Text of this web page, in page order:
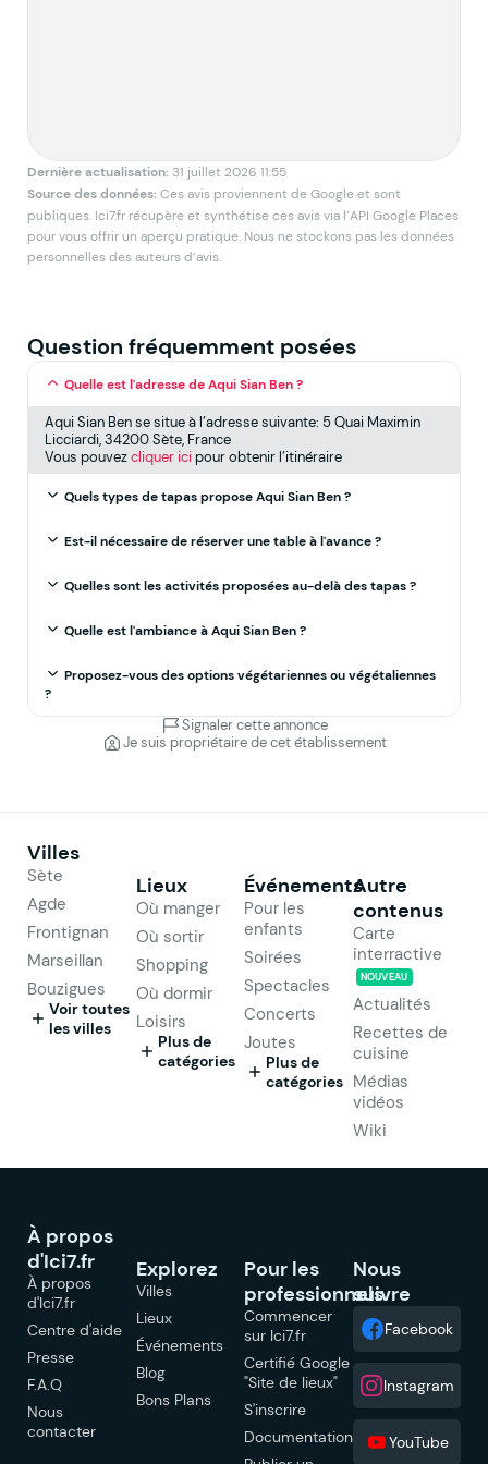
Dernière actualisation: 31 juillet 2026 11:55
Source des données: Ces avis proviennent de Google et sont
publiques. Ici7.fr récupère et synthétise ces avis via l’API Google Places
pour vous offrir un aperçu pratique. Nous ne stockons pas les données
personnelles des auteurs d’avis.
Question fréquemment posées
Quelle est l'adresse de Aqui Sian Ben ?
Aqui Sian Ben se situe à l’adresse suivante: 5 Quai Maximin
Licciardi, 34200 Sète, France
Vous pouvezcliquer icipour obtenir l’itinéraire
Quels types de tapas propose Aqui Sian Ben ?
Est-il nécessaire de réserver une table à l'avance ?
Quelles sont les activités proposées au-delà des tapas ?
Quelle est l'ambiance à Aqui Sian Ben ?
Proposez-vous des options végétariennes ou végétaliennes
?
Signaler cette annonce
Je suis propriétaire de cet établissement
Villes
Sète
Agde
Frontignan
Marseillan
Bouzigues
Voir toutes
les villes
Lieux
Où manger
Où sortir
Shopping
Où dormir
Loisirs
Plus de
catégories
Événements
Pour les
enfants
Soirées
Spectacles
Concerts
Joutes
Plus de
catégories
Autre
contenus
Carte
interractive
NOUVEAU
Actualités
Recettes de
cuisine
Médias
vidéos
Wiki
À propos
d'Ici7.fr
À propos
d'Ici7.fr
Centre d'aide
Presse
F.A.Q
Nous
contacter
Explorez
Villes
Lieux
Événements
Blog
Bons Plans
Pour les
professionnels
Commencer
sur Ici7.fr
Certifié Google
"Site de lieux"
S'inscrire
Documentation
Nous
suivre
Facebook
Instagram
YouTube